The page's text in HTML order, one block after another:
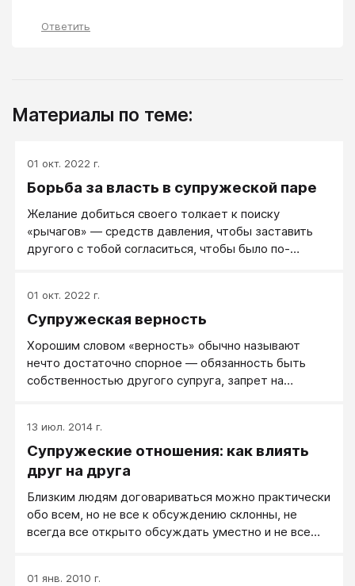
Ответить
Материалы по теме:
01 окт. 2022 г.
Борьба за власть в супружеской паре
Желание добиться своего толкает к поиску
«рычагов» — средств давления, чтобы заставить
другого с тобой согласиться, чтобы было по-
01 окт. 2022 г.
Супружеская верность
Хорошим словом «верность» обычно называют
нечто достаточно спорное — обязанность быть
собственностью другого супруга, запрет на
13 июл. 2014 г.
Супружеские отношения: как влиять
друг на друга
Близким людям договариваться можно практически
обо всем, но не все к обсуждению склонны, не
всегда все открыто обсуждать уместно и не все
01 янв. 2010 г.